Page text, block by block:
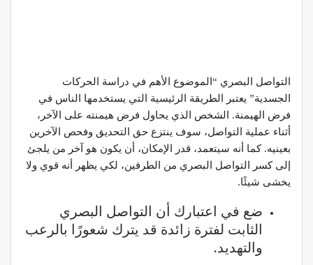
التواصل البصري “الموضوع الأهم في دراسة الحركات
الجسدية” يعتبر الطريقة الرئيسية التي يستخدمها الناس في
فرض الهيمنة. الشخص الذي يحاول فرض هيمنته على الآخر،
أثناء عملية التواصل، سوف ينتزع حق التحديق وفحص الآخرين
بعينيه. كما أنه سيتعمد، قدر الإمكان، أن يكون هو آخر من يلجئ
إلى كسر التواصل البصري من الطرفين، لكي يظهر أنه قوي ولا
يخشى شيئًا.
ضع في اعتبارك أن التواصل البصري
الثابت لفترة زائدة قد يترك شعورًا بالرعب
والتهديد.